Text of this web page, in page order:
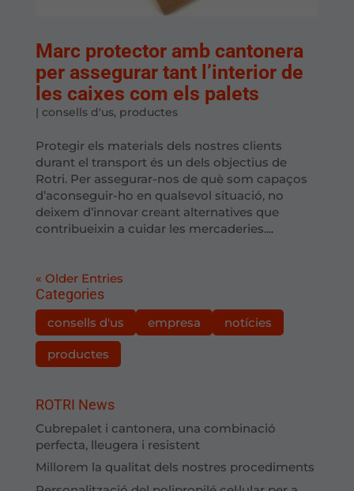
Marc protector amb cantonera
per assegurar tant l’interior de
les caixes com els palets
| consells d'us, productes
Protegir els materials dels nostres clients
durant el transport és un dels objectius de
Rotri. Per assegurar-nos de què som capaços
d’aconseguir-ho en qualsevol situació, no
deixem d’innovar creant alternatives que
contribueixin a cuidar les mercaderies....
« Older Entries
Categories
consells d'us empresa notícies
productes
ROTRI News
Cubrepalet i cantonera, una combinació
perfecta, lleugera i resistent
Millorem la qualitat dels nostres procediments